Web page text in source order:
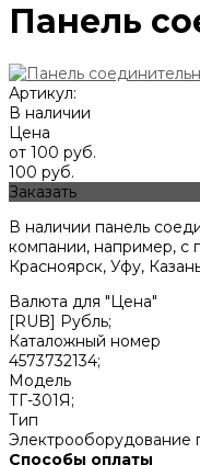
Панель
Артикул:
В наличии
Цена
от 100 руб.
100 руб.
Заказать
В наличии панель
компании, например, с
Красноярск, Уфу,
Валюта для "Цена"
[RUB] Рубль;
Каталожный номер
4573732134;
Модель
ТГ-301Я;
Тип
Электрооборудование
Способы оплаты